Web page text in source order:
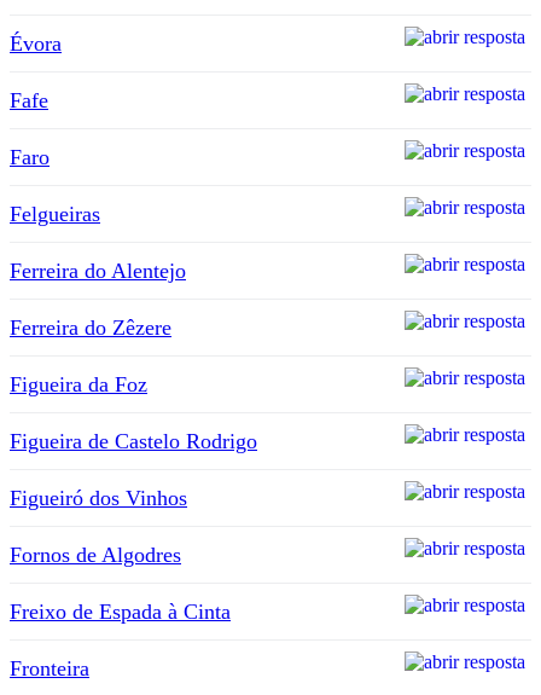
Évora
Fafe
Faro
Felgueiras
Ferreira do Alentejo
Ferreira do Zêzere
Figueira da Foz
Figueira de Castelo Rodrigo
Figueiró dos Vinhos
Fornos de Algodres
Freixo de Espada à Cinta
Fronteira